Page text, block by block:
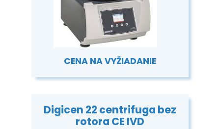
CENA NA VYŽIADANIE
Digicen 22 centrifuga bez
rotora CE IVD